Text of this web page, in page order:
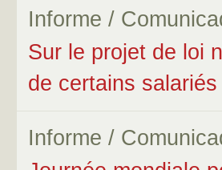
Informe /
Sur le projet de loi
de certains
Informe /